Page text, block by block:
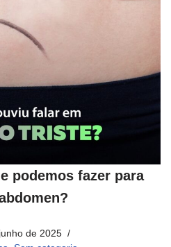
podemos fazer para
de 2025